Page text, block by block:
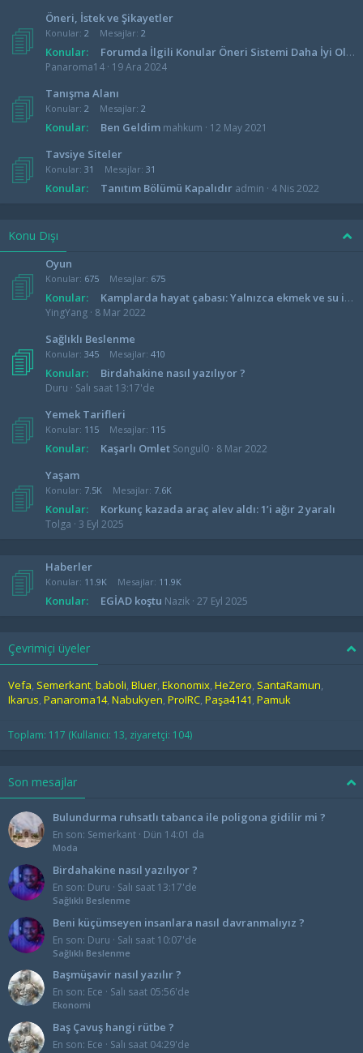
Öneri, İstek ve Şikayetler
Konular 2 Mesajlar 2
Konular: Forumda İlgili Konular Öneri Sistemi Daha İyi Olmalı
Panaroma14 19 Ara 2024
Tanışma Alanı
Konular 2 Mesajlar 2
Konular: Ben Geldim mahkum 12 May 2021
Tavsiye Siteler
Konular 31 Mesajlar 31
Konular: Tanıtım Bölümü Kapalıdır admin 4 Nis 2022
Konu Dışı
Oyun
Konular 675 Mesajlar 675
Konular: Kamplarda hayat çabası: Yalnızca ekmek ve su istiyoruz
YingYang 8 Mar 2022
Sağlıklı Beslenme
Konular 345 Mesajlar 410
Konular: Birdahakine nasıl yazılıyor ?
Duru Salı saat 13:17'de
Yemek Tarifleri
Konular 115 Mesajlar 115
Konular: Kaşarlı Omlet Songul0 8 Mar 2022
Yaşam
Konular 7.5K Mesajlar 7.6K
Konular: Korkunç kazada araç alev aldı: 1’i ağır 2 yaralı
Tolga 3 Eyl 2025
Haberler
Konular 11.9K Mesajlar 11.9K
Konular: EGİAD koştu Nazik 27 Eyl 2025
Çevrimiçi üyeler
Vefa Semerkant baboli Bluer Ekonomix HeZero SantaRamun
Ikarus Panaroma14 Nabukyen ProIRC Paşa4141 Pamuk
Toplam: 117 (Kullanıcı: 13, ziyaretçi: 104)
Son mesajlar
Bulundurma ruhsatlı tabanca ile poligona gidilir mi ?
En son: Semerkant Dün 14:01 da
Moda
Birdahakine nasıl yazılıyor ?
En son: Duru Salı saat 13:17'de
Sağlıklı Beslenme
Beni küçümseyen insanlara nasıl davranmalıyız ?
En son: Duru Salı saat 10:07'de
Sağlıklı Beslenme
Başmüşavir nasıl yazılır ?
En son: Ece Salı saat 05:56'de
Ekonomi
Baş Çavuş hangi rütbe ?
En son: Ece Salı saat 04:29'de